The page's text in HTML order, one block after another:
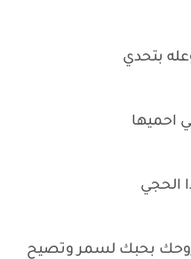
بتحدي
احميها
الحجي
بحبك لسمر وتصيح